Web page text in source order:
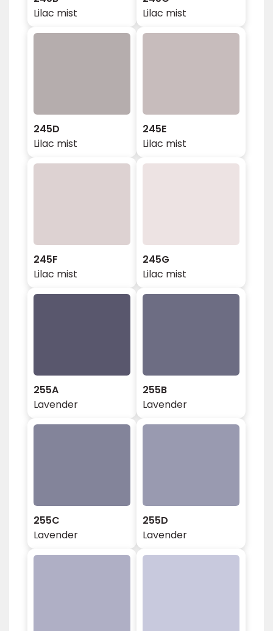
Lilac mist
Lilac mist
245D
Lilac mist
245E
Lilac mist
245F
Lilac mist
245G
Lilac mist
255A
Lavender
255B
Lavender
255C
Lavender
255D
Lavender